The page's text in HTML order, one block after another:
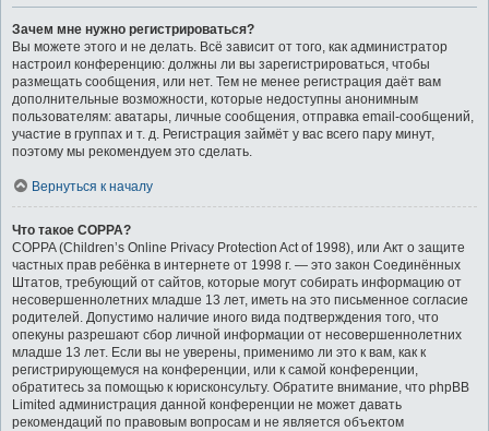
Зачем мне нужно регистрироваться?
Вы можете этого и не делать. Всё зависит от того, как администратор
настроил конференцию: должны ли вы зарегистрироваться, чтобы
размещать сообщения, или нет. Тем не менее регистрация даёт вам
дополнительные возможности, которые недоступны анонимным
пользователям: аватары, личные сообщения, отправка email-сообщений,
участие в группах и т. д. Регистрация займёт у вас всего пару минут,
поэтому мы рекомендуем это сделать.
Вернуться к началу
Что такое COPPA?
COPPA (Children’s Online Privacy Protection Act of 1998), или Акт о защите
частных прав ребёнка в интернете от 1998 г. — это закон Соединённых
Штатов, требующий от сайтов, которые могут собирать информацию от
несовершеннолетних младше 13 лет, иметь на это письменное согласие
родителей. Допустимо наличие иного вида подтверждения того, что
опекуны разрешают сбор личной информации от несовершеннолетних
младше 13 лет. Если вы не уверены, применимо ли это к вам, как к
регистрирующемуся на конференции, или к самой конференции,
обратитесь за помощью к юрисконсульту. Обратите внимание, что phpBB
Limited администрация данной конференции не может давать
рекомендаций по правовым вопросам и не является объектом